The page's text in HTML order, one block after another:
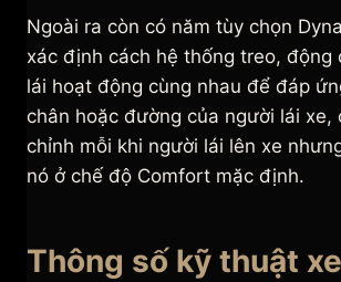
Ngoài ra còn có năm tùy chọn
xác định cách hệ thống treo, động
lái hoạt động cùng nhau để đáp
chân hoặc đường của người lái xe,
chỉnh mỗi khi người lái lên xe
nó ở chế độ Comfort mặc định.
Thông số kỹ thuật